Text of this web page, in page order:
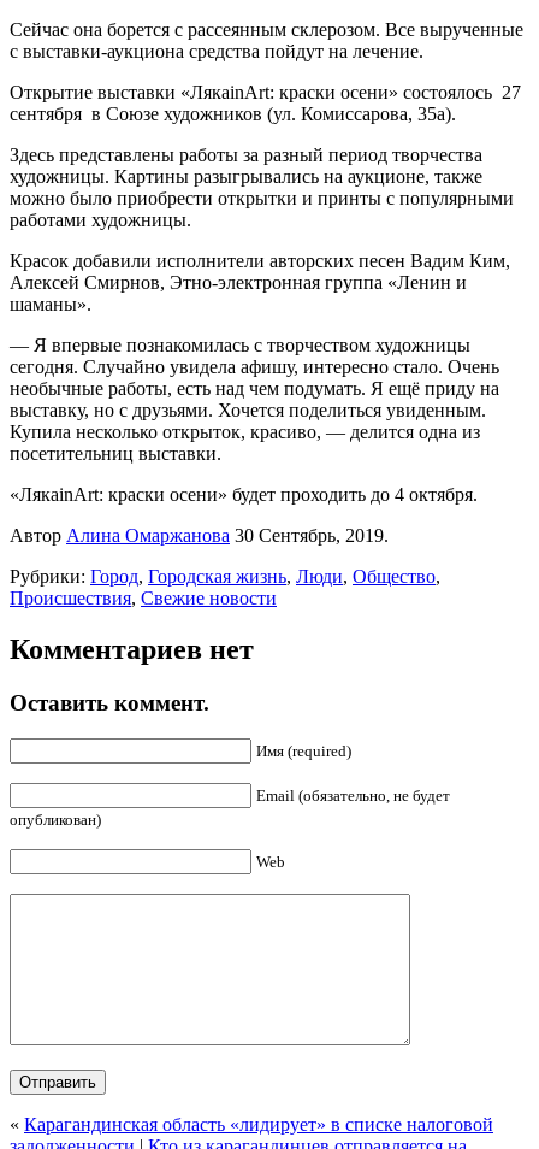
Сейчас она борется с рассеянным склерозом. Все вырученные
с выставки-аукциона средства пойдут на лечение.
Открытие выставки «ЛякаinArt: краски осени» состоялось 27
сентября в Союзе художников (ул. Комиссарова, 35а).
Здесь представлены работы за разный период творчества
художницы. Картины разыгрывались на аукционе, также
можно было приобрести открытки и принты с популярными
работами художницы.
Красок добавили исполнители авторских песен Вадим Ким,
Алексей Смирнов, Этно-электронная группа «Ленин и
шаманы».
— Я впервые познакомилась с творчеством художницы
сегодня. Случайно увидела афишу, интересно стало. Очень
необычные работы, есть над чем подумать. Я ещё приду на
выставку, но с друзьями. Хочется поделиться увиденным.
Купила несколько открыток, красиво, — делится одна из
посетительниц выставки.
«ЛякаinArt: краски осени» будет проходить до 4 октября.
Автор Алина Омаржанова 30 Сентябрь, 2019.
Рубрики: Город, Городская жизнь, Люди, Общество,
Происшествия, Свежие новости
Комментариев нет
Оставить коммент.
Имя (required)
Email (обязательно, не будет
опубликован)
Web
« Карагандинская область «лидирует» в списке налоговой